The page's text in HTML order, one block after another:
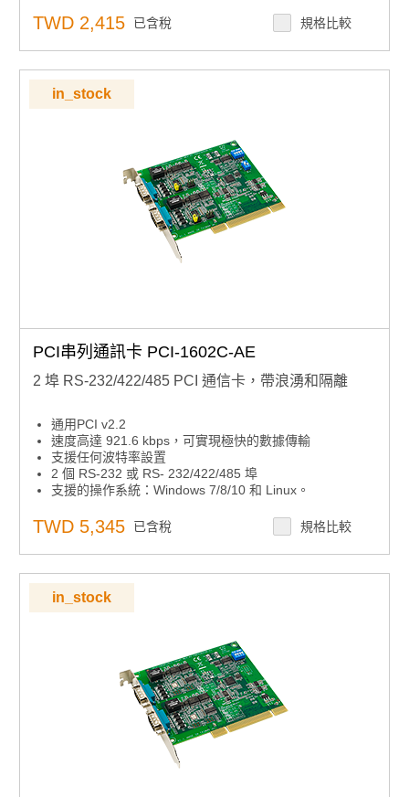
TWD 2,415 已含稅 規格比較
in_stock
PCI串列通訊卡 PCI-1602C-AE
2 埠 RS-232/422/485 PCI 通信卡，帶浪湧和隔離
通用PCI v2.2
速度高達 921.6 kbps，可實現極快的數據傳輸
支援任何波特率設置
2 個 RS-232 或 RS- 232/422/485 埠
支援的操作系統：Windows 7/8/10 和 Linux。
TWD 5,345 已含稅 規格比較
in_stock